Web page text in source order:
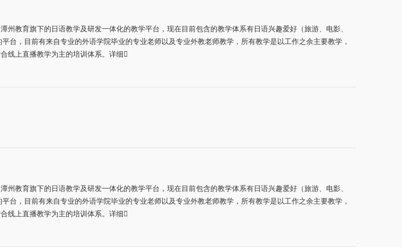
教育旗下的日语教学及研发一体化的教学平台，现在目前包含的教学体系有日语兴趣爱好（旅游、电影、
台，目前有来自专业的外语学院毕业的专业老师以及专业外教老师教学，所有教学是以工作之余主要教学，
线上直播教学为主的培训体系。详细
教育旗下的日语教学及研发一体化的教学平台，现在目前包含的教学体系有日语兴趣爱好（旅游、电影、
台，目前有来自专业的外语学院毕业的专业老师以及专业外教老师教学，所有教学是以工作之余主要教学，
线上直播教学为主的培训体系。详细